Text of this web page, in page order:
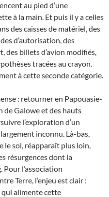
au pied d’une
à la main. Et puis il y a celles
des caisses de matériel, des
d’autorisation, des
des billets d’avion modifiés,
tracées au crayon.
à cette seconde catégorie.
: retourner en Papouasie-
de Galowe et des hauts
l’exploration d’un
inconnu. Là-bas,
le sol, réapparaît plus loin,
résurgences dont la
Pour l’association
Terre, l’enjeu est clair :
qui alimente cette